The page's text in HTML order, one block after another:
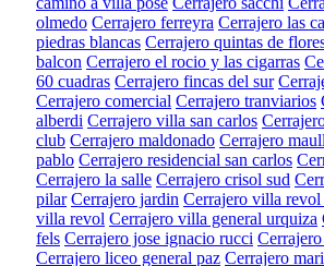
olmedo Cerrajero ferreyra Cerrajero las
piedras blancas Cerrajero quintas de
balcon Cerrajero el rocio y las cigarras
60 cuadras Cerrajero fincas del sur
Cerrajero comercial Cerrajero tranviarios
alberdi Cerrajero villa san carlos
club Cerrajero maldonado Cerrajero
pablo Cerrajero residencial san carlos
Cerrajero la salle Cerrajero crisol sud
pilar Cerrajero jardin Cerrajero villa revol
villa revol Cerrajero villa general urquiza
fels Cerrajero jose ignacio rucci
Cerrajero liceo general paz Cerrajero